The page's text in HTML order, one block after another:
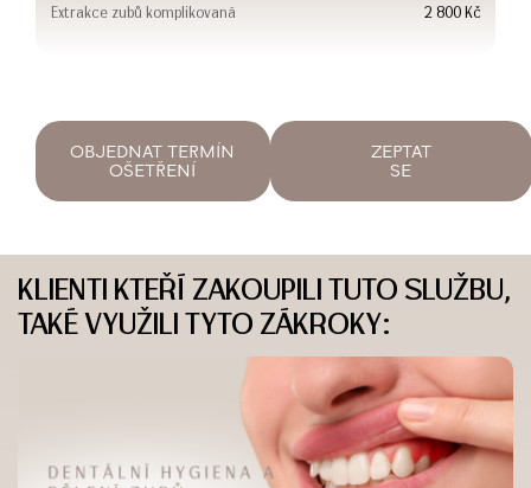
Extrakce zubů komplikovaná
2 800 Kč
OBJEDNAT TERMÍN
OŠETŘENÍ
ZEPTAT
SE
KLIENTI KTEŘÍ ZAKOUPILI TUTO SLUŽBU,
TAKÉ VYUŽILI TYTO ZÁKROKY: